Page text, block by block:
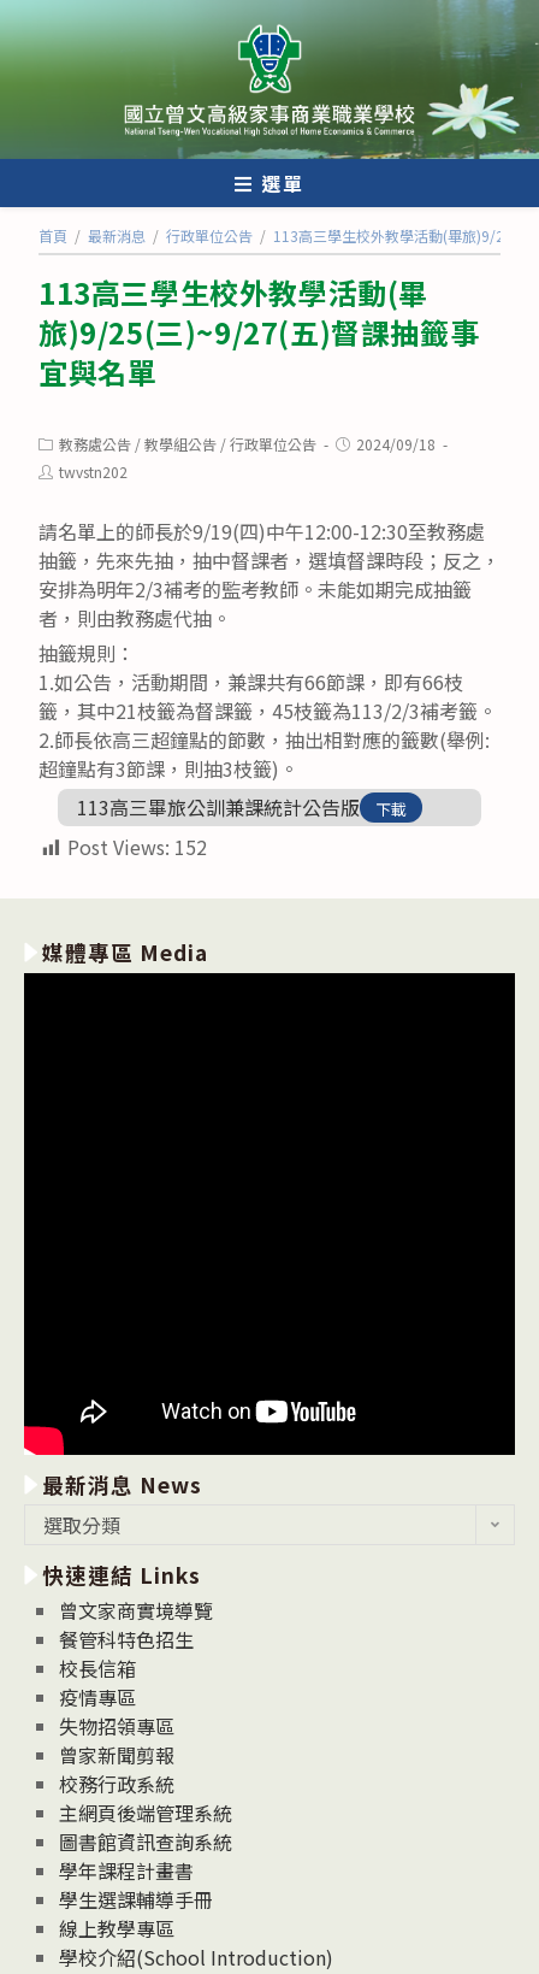
跳
轉
至
內
選單
首頁 / 最新消息 / 行政單位公告 / 113高三學生校外教學活動(畢旅)9/25(
113高三學生校外教學活動(畢
旅)9/25(三)~9/27(五)督課抽籤事
宜與名單
Post
category:
教務處公告 /教學組公告 /行政單位公告
Post2024/09/18
Posttwvstn202
請名單上的師長於9/19(四)中午12:00-12:30至教務處
抽籤，先來先抽，抽中督課者，選填督課時段；反之，
安排為明年2/3補考的監考教師。未能如期完成抽籤
者，則由教務處代抽。
抽籤規則：
1.如公告，活動期間，兼課共有66節課，即有66枝
籤，其中21枝籤為督課籤，45枝籤為113/2/3補考籤。
2.師長依高三超鐘點的節數，抽出相對應的籤數(舉例:
超鐘點有3節課，則抽3枝籤)。
113高三畢旅公訓兼課統計公告版
下載
Post Views: 152
媒體專區 Media
最新消息 News
消
息
News
選取分類
快速連結 Links
曾文家商實境導覽
餐管科特色招生
校長信箱
疫情專區
失物招領專區
曾家新聞剪報
校務行政系統
主網頁後端管理系統
圖書館資訊查詢系統
學年課程計畫書
學生選課輔導手冊
線上教學專區
學校介紹(School Introduction)